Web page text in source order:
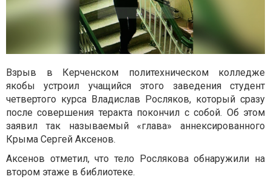
Взрыв в Керченском политехническом колледже
якобы устроил учащийся этого заведения студент
четвертого курса Владислав Росляков, который сразу
после совершения теракта покончил с собой. Об этом
заявил так называемый «глава» аннексированного
Крыма Сергей Аксенов.
Аксенов отметил, что тело Рослякова обнаружили на
втором этаже в библиотеке.